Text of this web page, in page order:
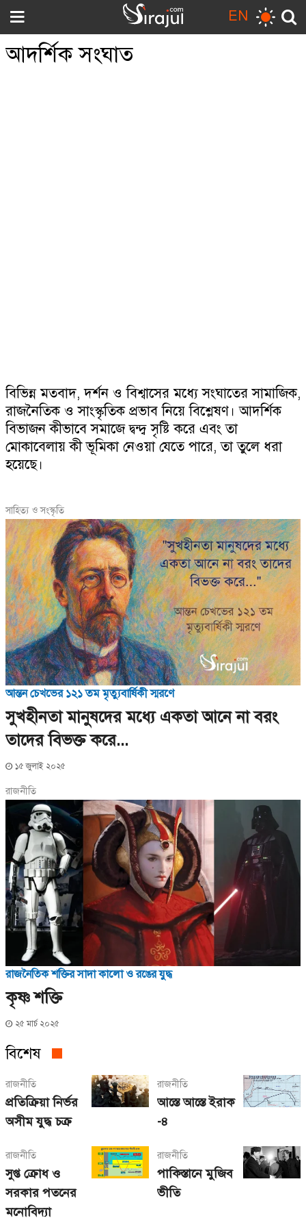
EN
আদর্শিক সংঘাত
বিভিন্নমতবাদ,দর্শন ওবিশ্বাসেরমধ্যেসংঘাতেরসামাজিক,
রাজনৈতিক ওসাংস্কৃতিক প্রভাবনিয়েবিশ্লেষণ।আদর্শিক
বিভাজনকীভাবেসমাজেদ্বন্দ্বসৃষ্টিকরে এবংতা
মোকাবেলায়কীভূমিকা নেওয়া যেতে পারে,তাতুলে ধরা
হয়েছে।
সাহিত্য ও সংস্কৃতি
আন্তন চেখভের ১২১ তম মৃত্যুবার্ষিকী স্মরণে
সুখহীনতা মানুষদের মধ্যে একতা আনে না বরং
তাদের বিভক্ত করে...
১৫ জুলাই ২০২৫
রাজনীতি
রাজনৈতিক শক্তির সাদা কালো ও রঙের যুদ্ধ
কৃষ্ণ শক্তি
২৫ মার্চ ২০২৫
বিশেষ
রাজনীতি
প্রতিক্রিয়া নির্ভর
অসীম যুদ্ধ চক্র
রাজনীতি
আস্তে আস্তে ইরাক
-৪
রাজনীতি
সুপ্ত ক্রোধ ও
সরকার পতনের
মনোবিদ্যা
রাজনীতি
পাকিস্তানে মুজিব
ভীতি